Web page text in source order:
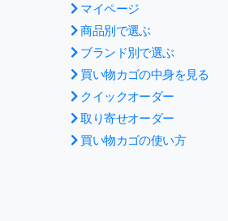
マイページ
商品別で選ぶ
ブランド別で選ぶ
買い物カゴの中身を見る
クイックオーダー
取り寄せオーダー
買い物カゴの使い方